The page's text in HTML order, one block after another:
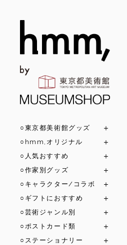
○東京都美術館グッズ
○hmm,オリジナル
○人気おすすめ
○作家別グッズ
○キャラクター/コラボ
○ギフトにおすすめ
○芸術ジャンル別
○ポストカード類
○ステーショナリー